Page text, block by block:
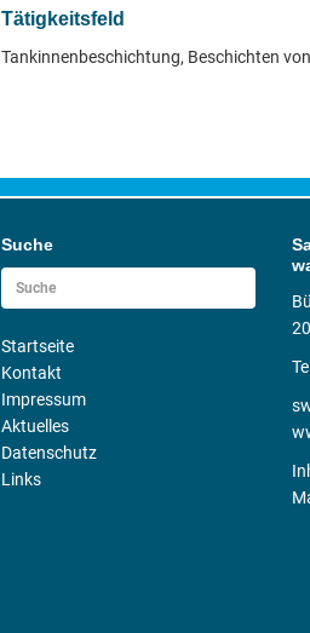
Tätigkeitsfeld
Tankinnenbeschichtung, Beschichten
Suche
Startseite
Kontakt
Impressum
Aktuelles
Datenschutz
Links